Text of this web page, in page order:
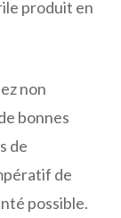
produit en
non
bonnes
de
de
possible.